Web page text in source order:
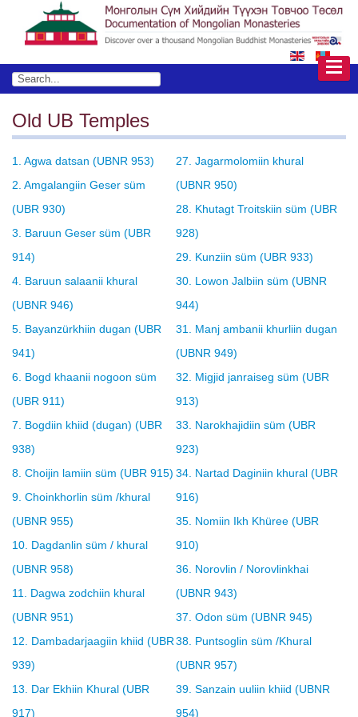
Old UB Temples
1. Agwa datsan (UBNR 953)
2. Amgalangiin Geser süm
(UBR 930)
3. Baruun Geser süm (UBR
914)
4. Baruun salaanii khural
(UBNR 946)
5. Bayanzürkhiin dugan (UBR
941)
6. Bogd khaanii nogoon süm
(UBR 911)
7. Bogdiin khiid (dugan) (UBR
938)
8. Choijin lamiin süm (UBR 915)
9. Choinkhorlin süm /khural
(UBNR 955)
10. Dagdanlin süm / khural
(UBNR 958)
11. Dagwa zodchiin khural
(UBNR 951)
12. Dambadarjaagiin khiid (UBR
939)
13. Dar Ekhiin Khural (UBR
917)
27. Jagarmolomiin khural
(UBNR 950)
28. Khutagt Troitskiin süm (UBR
928)
29. Kunziin süm (UBR 933)
30. Lowon Jalbiin süm (UBNR
944)
31. Manj ambanii khurliin dugan
(UBNR 949)
32. Migjid janraiseg süm (UBR
913)
33. Narokhajidiin süm (UBR
923)
34. Nartad Daginiin khural (UBR
916)
35. Nomiin Ikh Khüree (UBR
910)
36. Norovlin / Norovlinkhai
(UBNR 943)
37. Odon süm (UBNR 945)
38. Puntsoglin süm /Khural
(UBNR 957)
39. Sanzain uuliin khiid (UBNR
954)